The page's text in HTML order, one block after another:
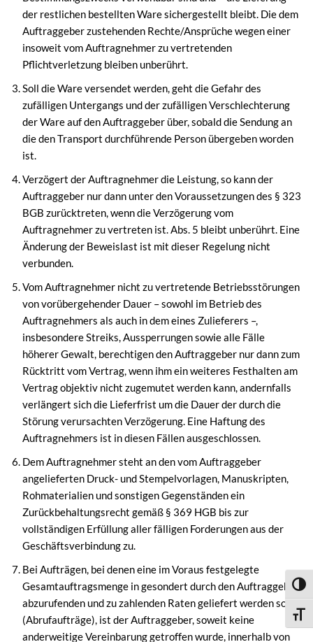
der restlichen bestellten Ware sichergestellt bleibt. Die dem
Auftraggeber zustehenden Rechte/Ansprüche wegen einer
insoweit vom Auftragnehmer zu vertretenden
Pflichtverletzung bleiben unberührt.
Soll die Ware versendet werden, geht die Gefahr des
zufälligen Untergangs und der zufälligen Verschlechterung
der Ware auf den Auftraggeber über, sobald die Sendung an
die den Transport durchführende Person übergeben worden
ist.
Verzögert der Auftragnehmer die Leistung, so kann der
Auftraggeber nur dann unter den Voraussetzungen des § 323
BGB zurücktreten, wenn die Verzögerung vom
Auftragnehmer zu vertreten ist. Abs. 5 bleibt unberührt. Eine
Änderung der Beweislast ist mit dieser Regelung nicht
verbunden.
Vom Auftragnehmer nicht zu vertretende Betriebsstörungen
von vorübergehender Dauer – sowohl im Betrieb des
Auftragnehmers als auch in dem eines Zulieferers –,
insbesondere Streiks, Aussperrungen sowie alle Fälle
höherer Gewalt, berechtigen den Auftraggeber nur dann zum
Rücktritt vom Vertrag, wenn ihm ein weiteres Festhalten am
Vertrag objektiv nicht zugemutet werden kann, andernfalls
verlängert sich die Lieferfrist um die Dauer der durch die
Störung verursachten Verzögerung. Eine Haftung des
Auftragnehmers ist in diesen Fällen ausgeschlossen.
Dem Auftragnehmer steht an den vom Auftraggeber
angelieferten Druck- und Stempelvorlagen, Manuskripten,
Rohmaterialien und sonstigen Gegenständen ein
Zurückbehaltungsrecht gemäß § 369 HGB bis zur
vollständigen Erfüllung aller fälligen Forderungen aus der
Geschäftsverbindung zu.
Bei Aufträgen, bei denen eine im Voraus festgelegte
Gesamtauftragsmenge in gesondert durch den Auftraggeber
abzurufenden und zu zahlenden Raten geliefert werden soll
(Abrufaufträge), ist der Auftraggeber, soweit keine
anderweitige Vereinbarung getroffen wurde, innerhalb von